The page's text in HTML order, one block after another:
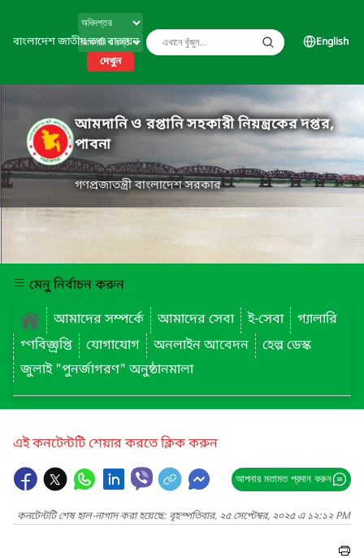
বাংলাদেশ জাতীয় তথ্য বাতায়ন
দেখুন
English
আমদানি ও রপ্তানি সহকারী নিয়ন্ত্রকের দপ্তর,
পাবনা
গণপ্রজাতন্ত্রী বাংলাদেশ সরকার
মেনু নির্বাচন করুন
আমাদের সম্পর্কে
আমাদের সেবা ই-সেবা
গ্যালারি
গ্ণবিজ্ঞ্রপ্তি
যোগাযোগ অনলাইন আবেদন
হেল্প ডেস্ক
জুলাই "পুনর্জাগরণ" অনুষ্ঠানমালা
এই কনটেন্টটি শেয়ার করতে ক্লিক করুন
আপনার মতামত প্রদান করুন
কনটেন্টটি শেষ হাল-নাগাদ করা হয়েছে: বৃহস্পতিবার, ২৫ সেপ্টেম্বর, ২০২৫ এ ১২:১২ PM